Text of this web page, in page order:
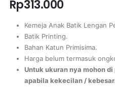
Rp313.000
Kemeja Anak Batik Lengan
Batik Printing.
Bahan Katun Primisima.
Harga belum termasuk
Untuk ukuran nya mohon
apabila kekecilan /